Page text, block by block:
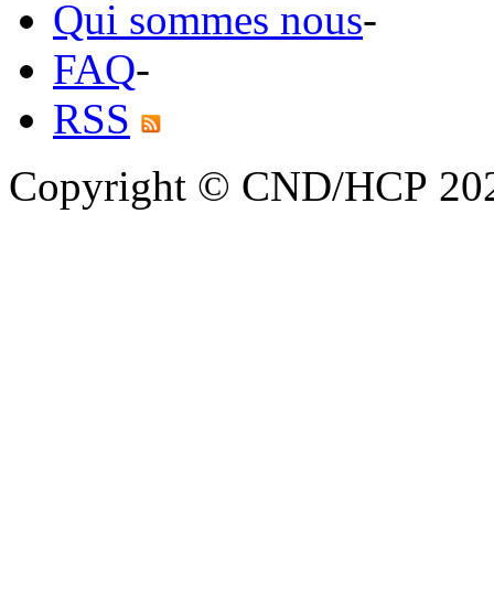
Qui sommes nous-
FAQ-
RSS
Copyright © CND/HCP